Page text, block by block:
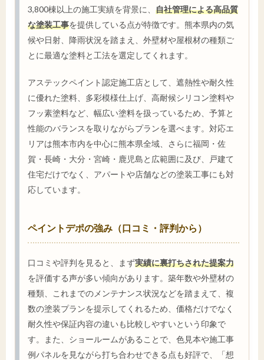
3,800棟以上の施工実績を背景に、 自社管理による高品質
な塗装工事を提供している点が特徴です。熊本県内の気
候や日射、降雨状況を踏まえ、外壁材や屋根材の種類ご
とに最適な塗料と工法を選定してくれます。
アステックペイント認定施工店として、遮熱性や耐久性
に優れた塗料、多彩模様仕上げ、高耐候シリコン塗料や
フッ素塗料など、幅広い塗料を扱っているため、予算と
性能のバランスを取りながらプランを選べます。対応エ
リアは熊本市内を中心に熊本県全域、さらに福岡・佐
賀・長崎・大分・宮崎・鹿児島と広範囲に及び、戸建て
住宅だけでなく、アパートや店舗などの塗装工事にも対
応しています。
ペイントデポの強み（口コミ・評判から）
口コミや評判を見ると、まず実績に裏打ちされた提案力
を評価する声が多い傾向があります。築年数や外壁材の
種類、これまでのメンテナンス状況などを踏まえて、複
数の塗装プランを提示してくれるため、価格だけでなく
耐久性や保証内容の違いも比較しやすいという印象で
す。また、ショールームがあることで、色見本や施工事
例パネルを見ながら打ち合わせできる点も好評で、「想